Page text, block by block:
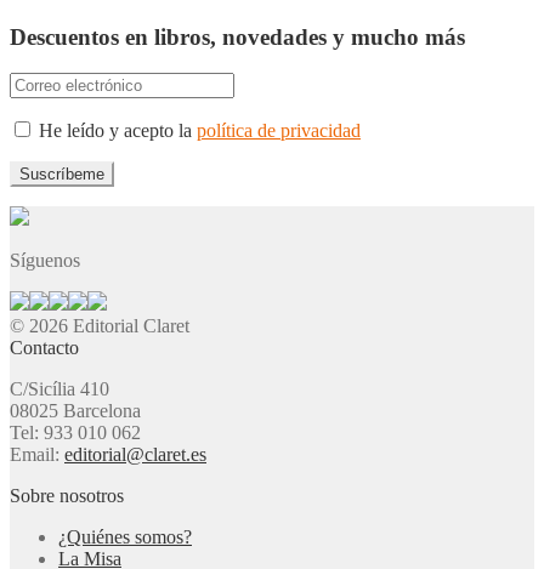
Descuentos en libros, novedades y mucho más
He leído y acepto la política de privacidad
Síguenos
© 2026 Editorial Claret
Contacto
C/Sicília 410
08025 Barcelona
Tel: 933 010 062
Email: editorial@claret.es
Sobre nosotros
¿Quiénes somos?
La Misa